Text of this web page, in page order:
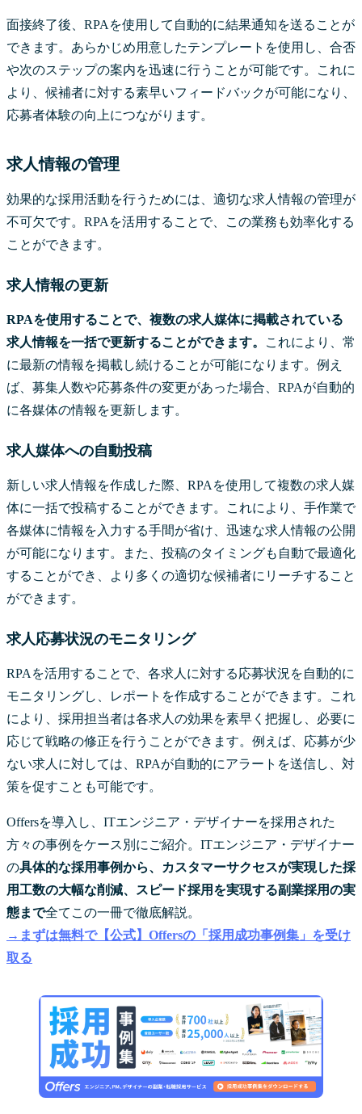
面接終了後、RPAを使用して自動的に結果通知を送ることが
できます。あらかじめ用意したテンプレートを使用し、合否
や次のステップの案内を迅速に行うことが可能です。これに
より、候補者に対する素早いフィードバックが可能になり、
応募者体験の向上につながります。
求人情報の管理
効果的な採用活動を行うためには、適切な求人情報の管理が
不可欠です。RPAを活用することで、この業務も効率化する
ことができます。
求人情報の更新
RPAを使用することで、複数の求人媒体に掲載されている
求人情報を一括で更新することができます。
これにより、常
に最新の情報を掲載し続けることが可能になります。例え
ば、募集人数や応募条件の変更があった場合、RPAが自動的
に各媒体の情報を更新します。
求人媒体への自動投稿
新しい求人情報を作成した際、RPAを使用して複数の求人媒
体に一括で投稿することができます。これにより、手作業で
各媒体に情報を入力する手間が省け、迅速な求人情報の公開
が可能になります。また、投稿のタイミングも自動で最適化
することができ、より多くの適切な候補者にリーチすること
ができます。
求人応募状況のモニタリング
RPAを活用することで、各求人に対する応募状況を自動的に
モニタリングし、レポートを作成することができます。これ
により、採用担当者は各求人の効果を素早く把握し、必要に
応じて戦略の修正を行うことができます。例えば、応募が少
ない求人に対しては、RPAが自動的にアラートを送信し、対
策を促すことも可能です。
Offersを導入し、ITエンジニア・デザイナーを採用された
方々の事例をケース別にご紹介。ITエンジニア・デザイナー
の具体的な採用事例から、カスタマーサクセスが実現した採
用工数の大幅な削減、スピード採用を実現する副業採用の実
態まで全てこの一冊で徹底解説。
→まずは無料で【公式】Offersの「採用成功事例集」を受け
取る